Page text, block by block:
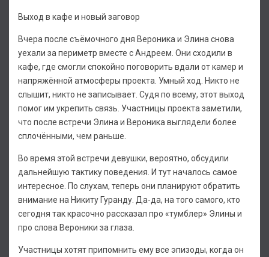
Выход в кафе и новый заговор
Вчера после съёмочного дня Вероника и Элина снова
уехали за периметр вместе с Андреем. Они сходили в
кафе, где смогли спокойно поговорить вдали от камер и
напряжённой атмосферы проекта. Умный ход. Никто не
слышит, никто не записывает. Судя по всему, этот выход
помог им укрепить связь. Участницы проекта заметили,
что после встречи Элина и Вероника выглядели более
сплочёнными, чем раньше.
Во время этой встречи девушки, вероятно, обсудили
дальнейшую тактику поведения. И тут началось самое
интересное. По слухам, теперь они планируют обратить
внимание на Никиту Гуранду. Да-да, на того самого, кто
сегодня так красочно рассказал про «тумблер» Элины и
про слова Вероники за глаза.
Участницы хотят припомнить ему все эпизоды, когда он